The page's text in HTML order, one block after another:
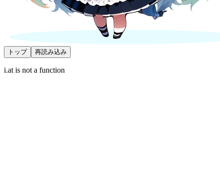
トップ 再読み込み
i.at is not a function